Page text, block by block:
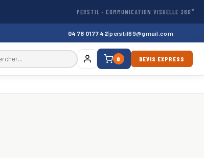
PERSTIL · COMMUNICATION VISUELLE 360°
04 78 01 77 42|perstil69@gmail.com
0 DEVIS EXPRESS